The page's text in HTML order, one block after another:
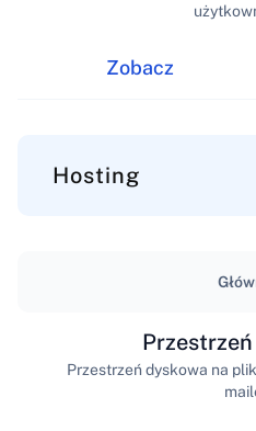
Zobacz
Hosting
Przestrzeń dyskowa na